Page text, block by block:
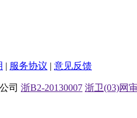
| 服务协议 | 意见反馈
司 浙B2-20130007 浙卫(03)网